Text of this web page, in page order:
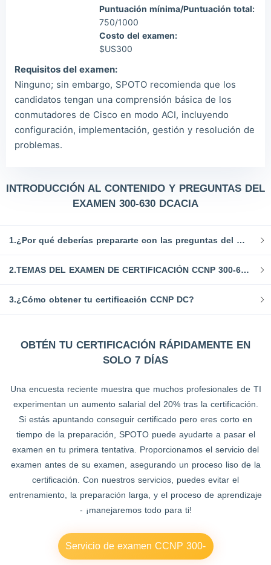
Puntuación mínima/Puntuación total:
750/1000
Costo del examen:
$US300
Requisitos del examen:
Ninguno; sin embargo, SPOTO recomienda que los
candidatos tengan una comprensión básica de los
conmutadores de Cisco en modo ACI, incluyendo
configuración, implementación, gestión y resolución de
problemas.
INTRODUCCIÓN AL CONTENIDO Y PREGUNTAS DEL
EXAMEN 300-630 DCACIA
1.¿Por qué deberías prepararte con las preguntas del examen CCNP 300-630 DCACIA de SPOTO?
2.TEMAS DEL EXAMEN DE CERTIFICACIÓN CCNP 300-630 DCACIA:
3.¿Cómo obtener tu certificación CCNP DC?
OBTÉN TU CERTIFICACIÓN RÁPIDAMENTE EN
SOLO 7 DÍAS
Una encuesta reciente muestra que muchos profesionales de TI
experimentan un aumento salarial del 20% tras la certificación.
Si estás apuntando conseguir certificado pero eres corto en
tiempo de la preparación, SPOTO puede ayudarte a pasar el
examen en tu primera tentativa. Proporcionamos el servicio del
examen antes de su examen, asegurando un proceso liso de la
certificación. Con nuestros servicios, puedes evitar el
entrenamiento, la preparación larga, y el proceso de aprendizaje
- ¡manejaremos todo para ti!
Servicio de examen CCNP 300-